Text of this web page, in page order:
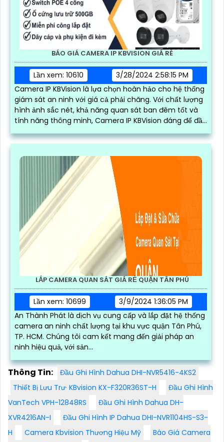
BÁO GIÁ CAMERA IP KBVISION GIÁ RÈ
Lần xem: 10610
3/28/2024 2:58:15 PM
Camera IP KBVision là lựa chọn hoàn hảo cho hệ thống
giám sát an ninh với giá cả phải chăng. Với chất lượng
hình ảnh sắc nét, khả năng quan sát ban đêm tốt và
tính năng thông minh, Camera IP KBVision đáng để đầu
tư
LẮP CAMERA QUAN SÁT GIÁ RẺ QUẬN TÂN PHÚ
Lần xem: 10699
3/9/2024 1:36:05 PM
An Thành Phát là dịch vụ cung cấp và lắp đặt hệ thống
camera an ninh chất lượng tại khu vực quận Tân Phú,
TP. HCM. Chúng tôi cam kết mang đến giải pháp an
ninh hiệu quả, với sản...
Thông Tin:
Đầu Ghi Hình Dahua DHI-NVR5416-4KS2
Thiết Bị Lưu Trư· KBvision KX-F320R36ST-H
Đầu Ghi Hình
VanTech VPH-12848RS
Đầu Ghi Hình Dahua DH-
XVR4216AN-I
Đầu Ghi Hình IP Dahua DHI-NVR1104HS-S3-
H
Camera Kbvision Thương Hiệu Mỹ
Báo Giá Camera